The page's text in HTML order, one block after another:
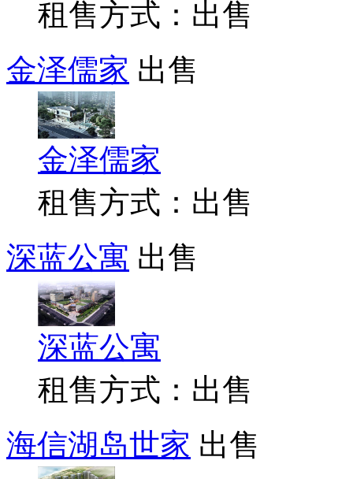
租售方式：出售
金泽儒家 出售
金泽儒家
租售方式：出售
深蓝公寓 出售
深蓝公寓
租售方式：出售
海信湖岛世家 出售